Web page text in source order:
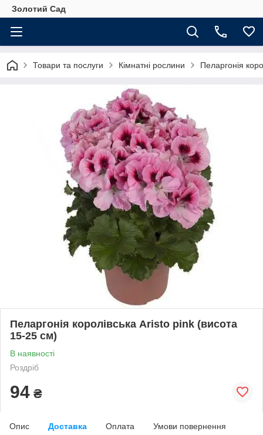
Золотий Сад
Товари та послуги Кімнатні рослини Пеларгонія
Пеларгонія королівська Aristo pink (висота
15-25 см)
В наявності
Роздріб
94 ₴
Опис Доставка Оплата Умови повернення